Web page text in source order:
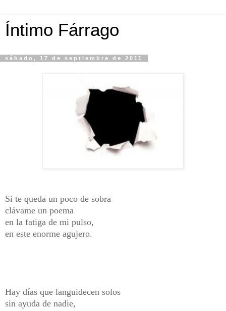
Íntimo Fárrago
sábado, 17 de septiembre de 2011
Si te queda un poco de sobra
clávame un poema
en la fatiga de mi pulso,
en este enorme agujero.
Hay días que languidecen solos
sin ayuda de nadie,